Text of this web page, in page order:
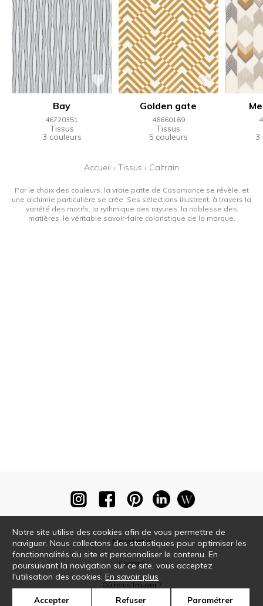
Bay
46720351
Tissus
3 couleurs
Golden gate
46660169
Tissus
5 couleurs 3
Accueil › Tissus › Caltrain
Par le choix des couleurs, la vraie patte de Casamance se révèle, et
une alchimie particulière se crée. Ses sélections illustrent, à travers la
variété des motifs, la rythmique des rayures, la noblesse des
matières, le véritable savoir-faire coloristique de la marque.
Newsletter
Contact
Où nous trouver ?
Notre site utilise des cookies afin de vous permettre de
naviguer. Nous collectons des statistiques pour optimiser les
fonctionnalités du site et personnaliser le contenu. En
poursuivant la navigation sur ce site, vous acceptez
l'utilisation des cookies.En savoir plus
Accepter Refuser Paramétrer